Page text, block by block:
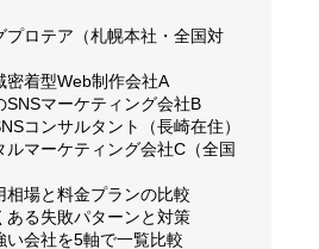
ロテア（札幌本社・全国対
着型Web制作会社A
マーケティング会社B
コンサルタント（長崎在住）
マーケティング会社C（全国
相場と料金プランの比較
ある失敗パターンと対策
い会社を5軸で一覧比較